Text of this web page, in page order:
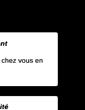
vous en